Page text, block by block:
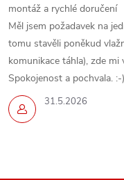
31.5.2026
montáž a rychlé doručení
Měl jsem požadavek na
tomu stavěli poněkud
komunikace táhla), zde
Spokojenost a pochvala. :-)